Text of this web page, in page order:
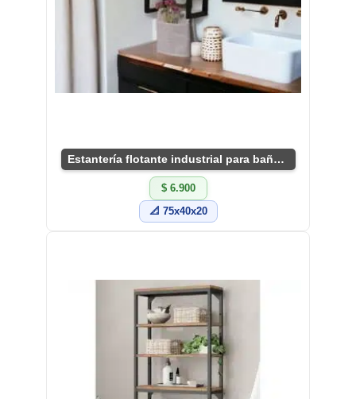
Estantería flotante industrial para baño pequeños
$ 6.900
📐 75x40x20